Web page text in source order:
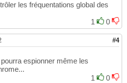
les fréquentations global des
1
0
#4
espionner même les
1
0